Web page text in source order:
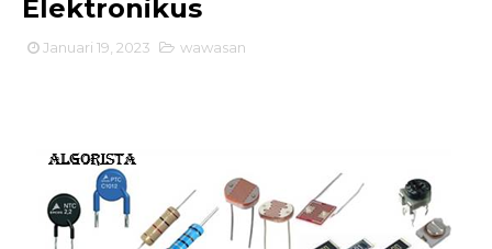
Elektronikus
Januari 19, 2023 wawasan